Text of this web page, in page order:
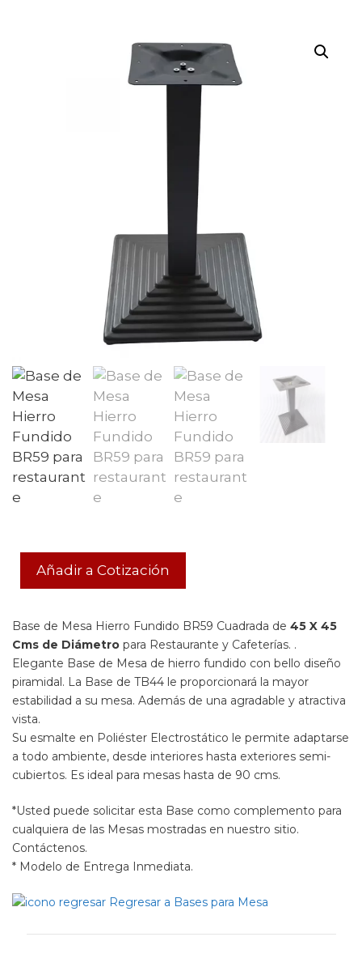
Añadir a Cotización
Base de Mesa Hierro Fundido BR59 Cuadrada de 45 X 45
Cms de Diámetro para Restaurante y Cafeterías. .
Elegante Base de Mesa de hierro fundido con bello diseño
piramidal. La Base de TB44 le proporcionará la mayor
estabilidad a su mesa. Además de una agradable y atractiva
vista.
Su esmalte en Poliéster Electrostático le permite adaptarse
a todo ambiente, desde interiores hasta exteriores semi-
cubiertos. Es ideal para mesas hasta de 90 cms.
*Usted puede solicitar esta Base como complemento para
cualquiera de las Mesas mostradas en nuestro sitio.
Contáctenos.
* Modelo de Entrega Inmediata.
Regresar a Bases para Mesa